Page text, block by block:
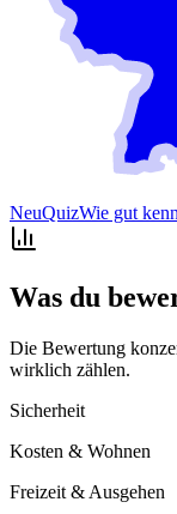
NeuQuizWie gut
Was du
Die Bewertung
wirklich zählen.
Sicherheit
Kosten & Wohnen
Freizeit & Ausgehen